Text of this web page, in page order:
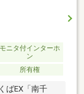
モニタ付インターホ
ン
所有権
ばEX「南千